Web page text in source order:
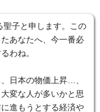
聖子と申します。この
あなたへ、今一番必
わね。
日本の物価上昇…、
変な人が多いかと思
進もうとする経済や